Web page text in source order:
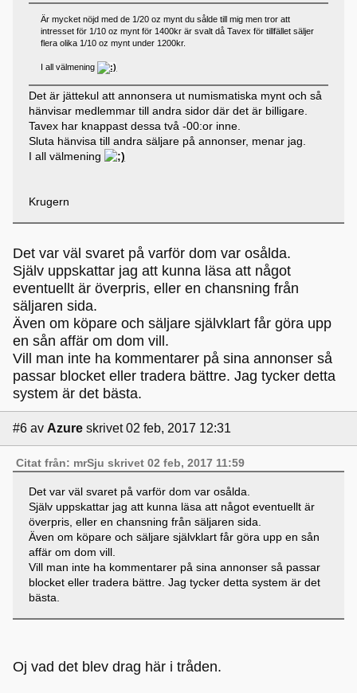
Är mycket nöjd med de 1/20 oz mynt du sålde till mig men tror att
intresset för 1/10 oz mynt för 1400kr är svalt då Tavex för tillfället säljer
flera olika 1/10 oz mynt under 1200kr.
I all välmening
Det är jättekul att annonsera ut numismatiska mynt och så
hänvisar medlemmar till andra sidor där det är billigare.
Tavex har knappast dessa två -00:or inne.
Sluta hänvisa till andra säljare på annonser, menar jag.
I all välmening
Krugern
Det var väl svaret på varför dom var osålda.
Själv uppskattar jag att kunna läsa att något
eventuellt är överpris, eller en chansning från
säljaren sida.
Även om köpare och säljare självklart får göra upp
en sån affär om dom vill.
Vill man inte ha kommentarer på sina annonser så
passar blocket eller tradera bättre. Jag tycker detta
system är det bästa.
#6 av Azure skrivet 02 feb, 2017 12:31
Citat från: mrSju skrivet 02 feb, 2017 11:59
Det var väl svaret på varför dom var osålda.
Själv uppskattar jag att kunna läsa att något eventuellt är
överpris, eller en chansning från säljaren sida.
Även om köpare och säljare självklart får göra upp en sån
affär om dom vill.
Vill man inte ha kommentarer på sina annonser så passar
blocket eller tradera bättre. Jag tycker detta system är det
bästa.
Oj vad det blev drag här i tråden.